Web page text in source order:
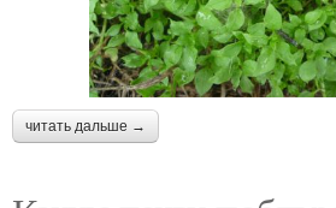
читать дальше →